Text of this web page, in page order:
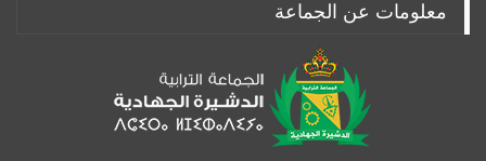
معلومات عن الجماعة